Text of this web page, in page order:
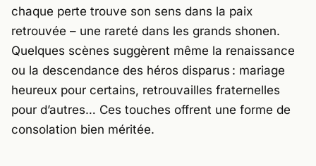
chaque perte trouve son sens dans la paix
retrouvée – une rareté dans les grands shonen.
Quelques scènes suggèrent même la renaissance
ou la descendance des héros disparus : mariage
heureux pour certains, retrouvailles fraternelles
pour d’autres… Ces touches offrent une forme de
consolation bien méritée.